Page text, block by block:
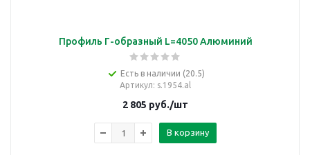
Профиль Г-образный L=4050 Алюминий
Есть в наличии (20.5)
Артикул: s.1954.al
2 805 руб./шт
В корзину